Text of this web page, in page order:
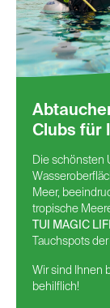
Clubs für
Die schönsten
Meer,
tropische
TUI MAGIC
Tauchspots
Wir sind Ihnen
behilflich!